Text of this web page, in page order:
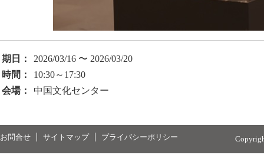
期日：
2026/03/16 〜 2026/03/20
時間：
10:30～17:30
会場：
中国文化センター
お問合せ サイトマップ プライバシーポリシー